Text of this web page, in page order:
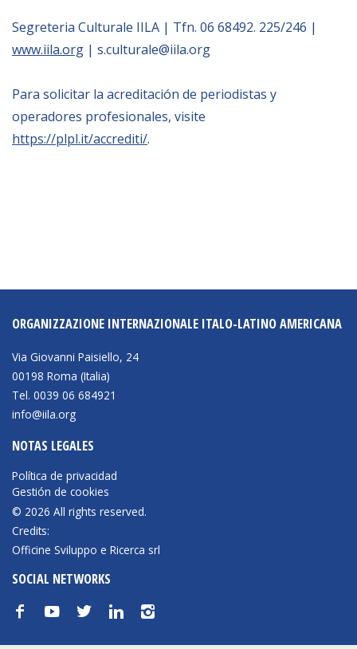
Segreteria Culturale IILA | Tfn. 06 68492. 225/246 |
www.iila.org | s.culturale@iila.org
Para solicitar la acreditación de periodistas y
operadores profesionales, visite
https://plpl.it/accrediti/.
ORGANIZZAZIONE INTERNAZIONALE ITALO-LATINO AMERICANA
Via Giovanni Paisiello, 24
00198 Roma (Italia)
Tel. 0039 06 684921
info@iila.org
NOTAS LEGALES
Política de privacidad
Gestión de cookies
© 2026 All rights reserved.
Credits:
Officine Sviluppo e Ricerca srl
SOCIAL NETWORKS
f y t n i